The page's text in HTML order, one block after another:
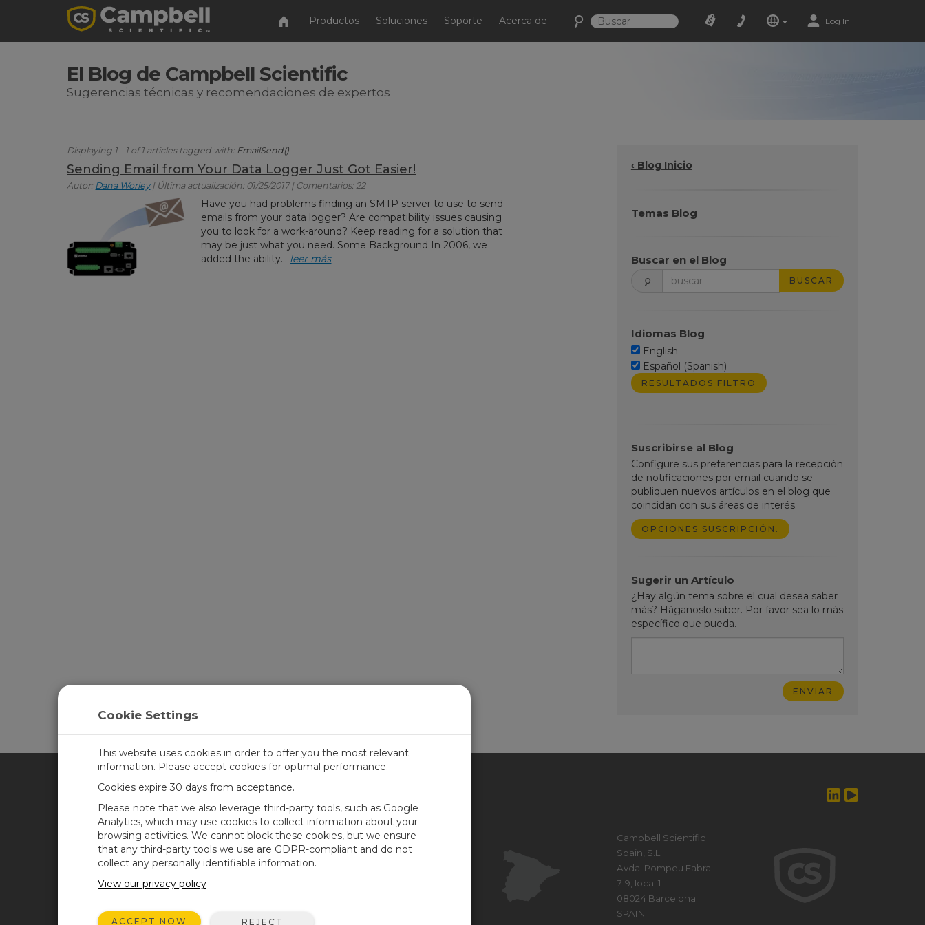
Productos Soluciones Soporte Acerca de Log In
El Blog de Campbell Scientific
Sugerencias técnicas y recomendaciones de expertos
‹ Blog Inicio
Temas Blog
Buscar en el Blog
BUSCAR
Idiomas Blog
English
Español (Spanish)
Suscribirse al Blog
Configure sus preferencias para la recepción
de notificaciones por email cuando se
publiquen nuevos artículos en el blog que
coincidan con sus áreas de interés.
OPCIONES SUSCRIPCIÓN.
Sugerir un Artículo
¿Hay algún tema sobre el cual desea saber
más? Háganoslo saber. Por favor sea lo más
específico que pueda.
Displaying 1 - 1 of 1 articles tagged with: EmailSend()
Sending Email from Your Data Logger Just Got Easier!
Autor: Dana Worley| Última actualización: 01/25/2017 | Comentarios: 22
Have you had problems finding an SMTP server to use to send
emails from your data logger? Are compatibility issues causing
you to look for a work-around? Keep reading for a solution that
may be just what you need. Some Background In 2006, we
added the ability... leer más
CAMPBELL SCIENTIFIC SPAIN
Productos
Soluciones
Noticias
Blog corporativo
Foro usuarios
Contacto
Campbell Scientific
Spain, S.L.
Avda. Pompeu Fabra
7-9, local 1
08024 Barcelona
SPAIN
Cookie Settings
This website uses cookies in order to offer you the most relevant
information. Please accept cookies for optimal performance.
Cookies expire 30 days from acceptance.
Please note that we also leverage third-party tools, such as Google
Analytics, which may use cookies to collect information about your
browsing activities. We cannot block these cookies, but we ensure
that any third-party tools we use are GDPR-compliant and do not
collect any personally identifiable information.
View our privacy policy
ACCEPT NOW REJECT